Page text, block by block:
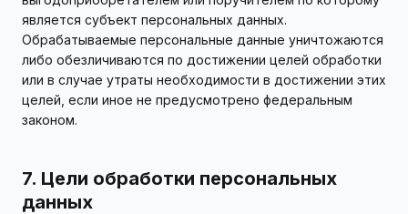
является субъект персональных данных.
Обрабатываемые персональные данные уничтожаются
либо обезличиваются по достижении целей обработки
или в случае утраты необходимости в достижении этих
целей, если иное не предусмотрено федеральным
законом.
7. Цели обработки персональных
данных